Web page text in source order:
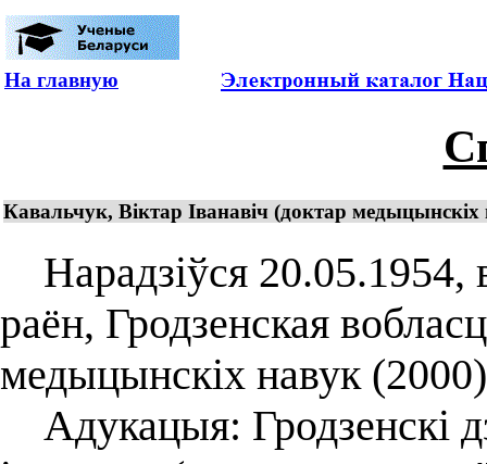
На главную
Кавальчук, Віктар Іванавіч (доктар медыцынскіх
Нарадзіўся 20.05.1954,
раён, Гродзенская
медыцынскіх навук
Адукацыя: Гродзенскі